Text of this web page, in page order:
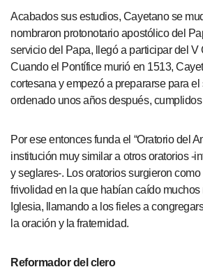
Acabados sus estudios, Cayetano se
nombraron protonotario apostólico del
servicio del Papa, llegó a participar del V
Cuando el Pontífice murió en 1513,
cortesana y empezó a prepararse para
ordenado unos años después,
Por ese entonces funda el “Oratorio del
institución muy similar a otros oratorios -
y seglares-. Los oratorios surgieron
frivolidad en la que habían caído muchos
Iglesia, llamando a los fieles a
la oración y la fraternidad.
Reformador del clero